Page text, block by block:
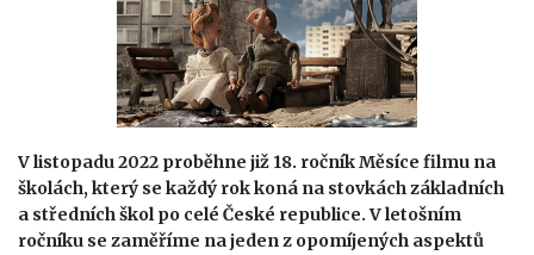
V listopadu 2022 proběhne již 18. ročník Měsíce filmu na
školách, který se každý rok koná na stovkách základních
a středních škol po celé České republice. V letošním
ročníku se zaměříme na jeden z opomíjených aspektů